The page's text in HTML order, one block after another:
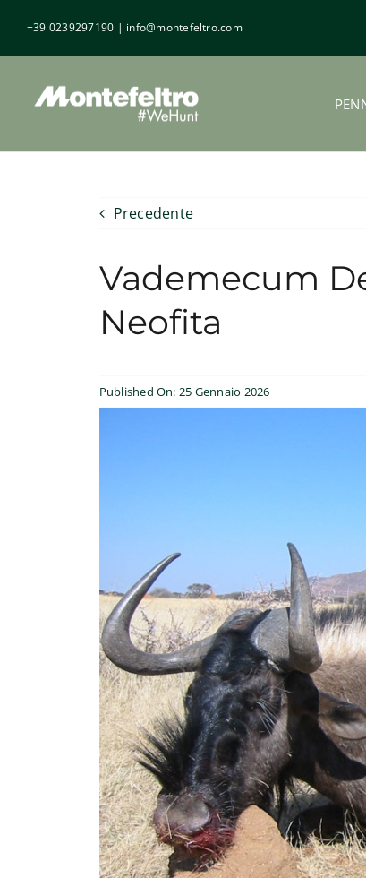
contenuto
+39 0239297190 | info@montefeltro.com
Precedente
Vademecum
Neofita
Published On: 25 Gennaio 2026